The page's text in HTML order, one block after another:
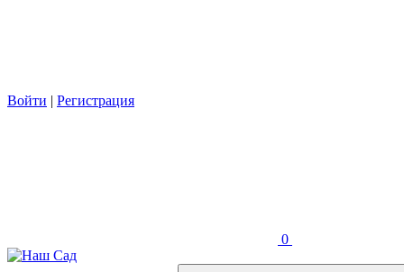
Войти | Регистрация
0